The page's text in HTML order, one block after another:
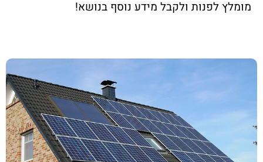
מומלץ לפנות ולקבל מידע נוסף בנושא!